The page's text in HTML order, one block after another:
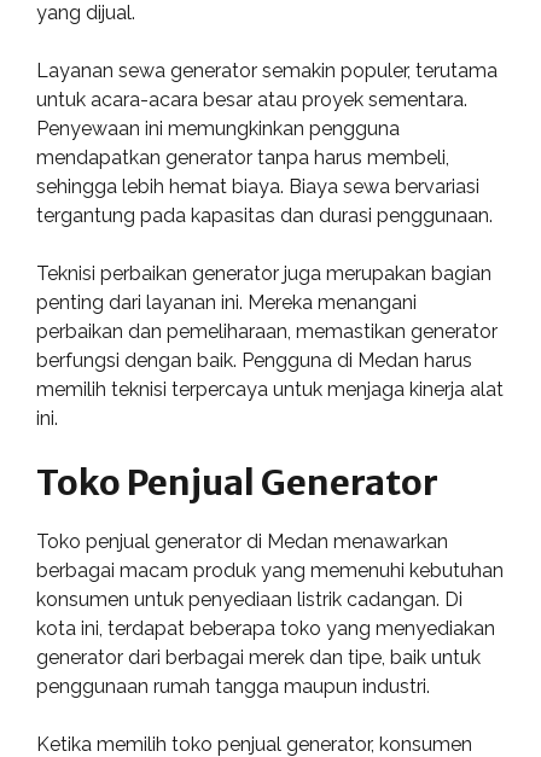
yang dijual.
Layanan sewa generator semakin populer, terutama
untuk acara-acara besar atau proyek sementara.
Penyewaan ini memungkinkan pengguna
mendapatkan generator tanpa harus membeli,
sehingga lebih hemat biaya. Biaya sewa bervariasi
tergantung pada kapasitas dan durasi penggunaan.
Teknisi perbaikan generator juga merupakan bagian
penting dari layanan ini. Mereka menangani
perbaikan dan pemeliharaan, memastikan generator
berfungsi dengan baik. Pengguna di Medan harus
memilih teknisi terpercaya untuk menjaga kinerja alat
ini.
Toko Penjual Generator
Toko penjual generator di Medan menawarkan
berbagai macam produk yang memenuhi kebutuhan
konsumen untuk penyediaan listrik cadangan. Di
kota ini, terdapat beberapa toko yang menyediakan
generator dari berbagai merek dan tipe, baik untuk
penggunaan rumah tangga maupun industri.
Ketika memilih toko penjual generator, konsumen